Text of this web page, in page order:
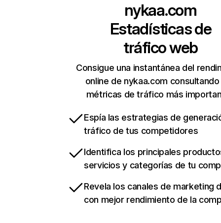
nykaa.com
Estadísticas de
tráfico web
Consigue una instantánea del
online de nykaa.com
métricas de tráfico más
Espía las estrategias de
tráfico de tus competidores
Identifica los principales
servicios y categorías de tu
Revela los canales de marketing
con mejor rendimiento de la